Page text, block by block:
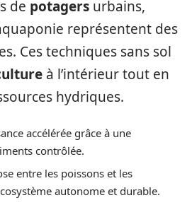
de potagers urbains,
représentent des
Ces techniques sans sol
à l’intérieur tout en
hydriques.
accélérée grâce à une
contrôlée.
entre les poissons et les
autonome et durable.